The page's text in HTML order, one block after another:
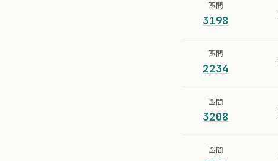
區間
3198
區間
2234
區間
3208
區間